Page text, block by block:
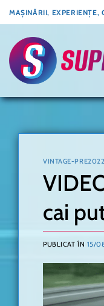
Skip
to
content
MAȘINĂRII, EXPERIENȚE,
VINTAGE-PRE2022
cai
PUBLICAT ÎN 15/